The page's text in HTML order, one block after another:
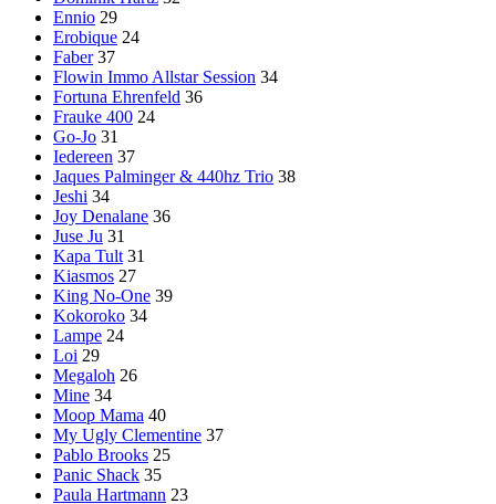
Ennio 29
Erobique 24
Faber 37
Flowin Immo Allstar Session 34
Fortuna Ehrenfeld 36
Frauke 400 24
Go-Jo 31
Iedereen 37
Jaques Palminger & 440hz Trio 38
Jeshi 34
Joy Denalane 36
Juse Ju 31
Kapa Tult 31
Kiasmos 27
King No-One 39
Kokoroko 34
Lampe 24
Loi 29
Megaloh 26
Mine 34
Moop Mama 40
My Ugly Clementine 37
Pablo Brooks 25
Panic Shack 35
Paula Hartmann 23